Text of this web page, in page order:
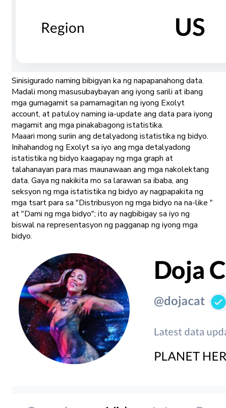
Sinisigurado naming bibigyan ka ng napapanahong data.
Madali mong masusubaybayan ang iyong sarili at ibang
mga gumagamit sa pamamagitan ng iyong Exolyt
account, at patuloy naming ia-update ang data para iyong
magamit ang mga pinakabagong istatistika.
Maaari mong suriin ang detalyadong istatistika ng bidyo.
Inihahandog ng Exolyt sa iyo ang mga detalyadong
istatistika ng bidyo kaagapay ng mga graph at
talahanayan para mas maunawaan ang mga nakolektang
data. Gaya ng nakikita mo sa larawan sa ibaba, ang
seksyon ng mga istatistika ng bidyo ay nagpapakita ng
mga tsart para sa "Distribusyon ng mga bidyo na na-like "
at "Dami ng mga bidyo"; ito ay nagbibigay sa iyo ng
biswal na representasyon ng pagganap ng iyong mga
bidyo.